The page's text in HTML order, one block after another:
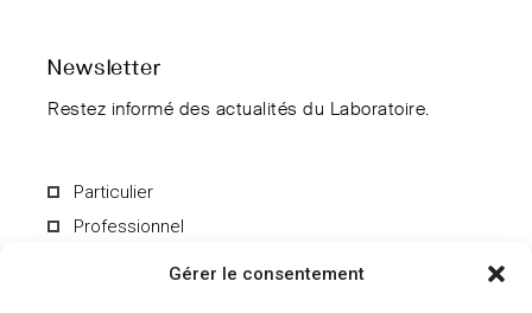
Gérer le consentement
Newsletter
Restez informé des actualités du Laboratoire.
Particulier
Professionnel